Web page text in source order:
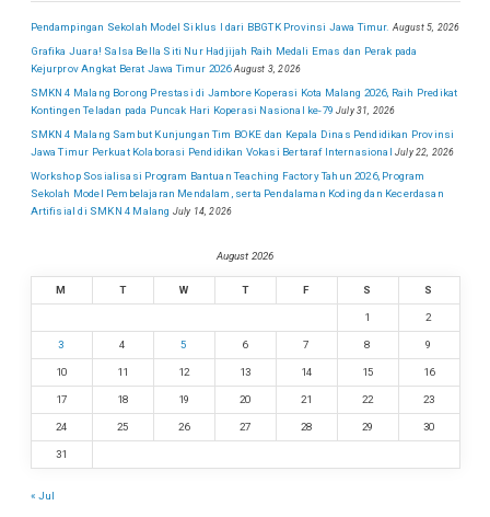
Pendampingan Sekolah Model Siklus I dari BBGTK Provinsi Jawa Timur. August 5, 2026
Grafika Juara! Salsa Bella Siti Nur Hadjijah Raih Medali Emas dan Perak pada
Kejurprov Angkat Berat Jawa Timur 2026 August 3, 2026
SMKN 4 Malang Borong Prestasi di Jambore Koperasi Kota Malang 2026, Raih Predikat
Kontingen Teladan pada Puncak Hari Koperasi Nasional ke-79 July 31, 2026
SMKN 4 Malang Sambut Kunjungan Tim BOKE dan Kepala Dinas Pendidikan Provinsi
Jawa Timur Perkuat Kolaborasi Pendidikan Vokasi Bertaraf Internasional July 22, 2026
Workshop Sosialisasi Program Bantuan Teaching Factory Tahun 2026, Program
Sekolah Model Pembelajaran Mendalam, serta Pendalaman Koding dan Kecerdasan
Artifisial di SMKN 4 Malang July 14, 2026
August 2026
M T W T F S S
1 2
3 4 5 6 7 8 9
10 11 12 13 14 15 16
17 18 19 20 21 22 23
24 25 26 27 28 29 30
31
« Jul